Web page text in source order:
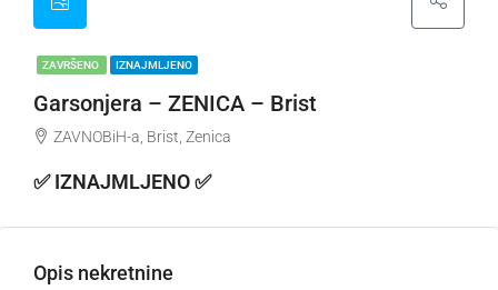
ZAVRŠENO IZNAJMLJENO
Garsonjera – ZENICA – Brist
ZAVNOBiH-a, Brist, Zenica
✅ IZNAJMLJENO ✅
Opis nekretnine